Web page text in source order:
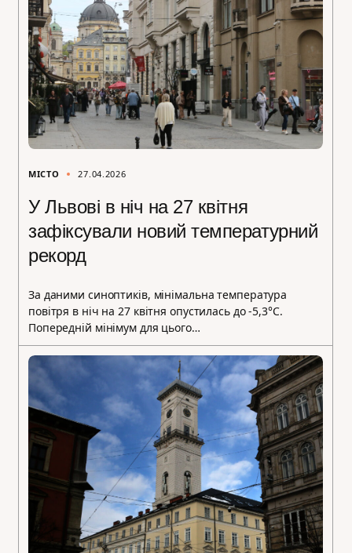
МІСТО 27.04.2026
У Львові в ніч на 27 квітня
зафіксували новий температурний
рекорд
За даними синоптиків, мінімальна температура
повітря в ніч на 27 квітня опустилась до -5,3°С.
Попередній мінімум для цього…